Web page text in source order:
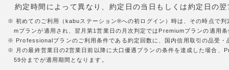
約定時間によって異なり、約定日の当日もしくは約定日の
※ 初めてのご利用（kabuステーション®への初ログイン）時は、その時点で
mプランが適用され、翌月第1営業日の月次判定ではPremiumプランの適用
※ Professionalプランのご利用条件である約定回数に、国内信用取引の品受
※ 月の最終営業日の2営業日前以降に大口優遇プランの条件を達成した場合
59分までが適用期間となります。